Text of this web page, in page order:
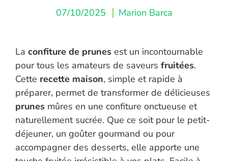
07/10/2025 Marion Barca
La confiture de prunes est un incontournable
pour tous les amateurs de saveurs fruitées.
Cette recette maison, simple et rapide à
préparer, permet de transformer de délicieuses
prunes mûres en une confiture onctueuse et
naturellement sucrée. Que ce soit pour le petit-
déjeuner, un goûter gourmand ou pour
accompagner des desserts, elle apporte une